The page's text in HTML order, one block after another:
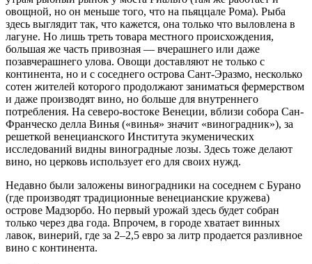
овощной, но он меньше того, что на пьяццале Рома). Рыба
здесь выглядит так, что кажется, она только что выловлена в
лагуне. Но лишь треть товара местного происхождения,
большая же часть привозная — вчерашнего или даже
позавчерашнего улова. Овощи доставляют не только с
континента, но и с соседнего острова Сант-Эразмо, несколько
сотен жителей которого продолжают заниматься фермерством
и даже производят вино, но больше для внутреннего
потребления. На северо-востоке Венеции, вблизи собора Сан-
Франческо делла Винья («винья» значит «виноградник»), за
решеткой венецианского Института экуменических
исследований видны виноградные лозы. Здесь тоже делают
вино, но церковь использует его для своих нужд.
Недавно были заложены виноградники на соседнем с Бурано
(где производят традиционные венецианские кружева)
острове Мадзорбо. Но первый урожай здесь будет собран
только через два года. Впрочем, в городе хватает винных
лавок, винерий, где за 2–2,5 евро за литр продается разливное
вино с континента.